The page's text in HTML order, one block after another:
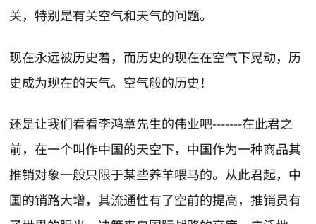
关，特别是有关空气和天气的问题。
现在永远被历史着，而历史的现在在空气下晃动，历
史成为现在的天气。空气般的历史！
还是让我们看看李鸿章先生的伟业吧-------在此君之
前，在一个叫作中国的天空下，中国作为一种商品其
推销对象一般只限于某些养羊喂马的。从此君起，中
国的销路大增，其流通性有了空前的提高，推销员有